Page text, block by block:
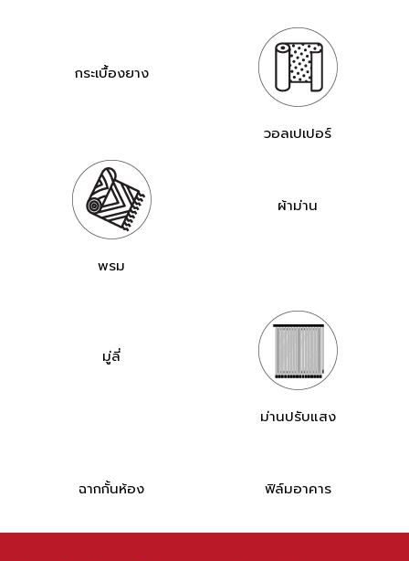
กระเบื้องยาง
วอลเปเปอร์
พรม
ผ้าม่าน
มู่ลี่
ม่านปรับแสง
ฉากกั้นห้อง ฟิล์มอาคาร